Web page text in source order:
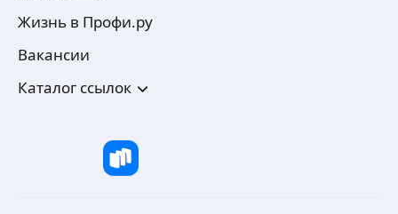
Жизнь в Профи.ру
Вакансии
Каталог ссылок